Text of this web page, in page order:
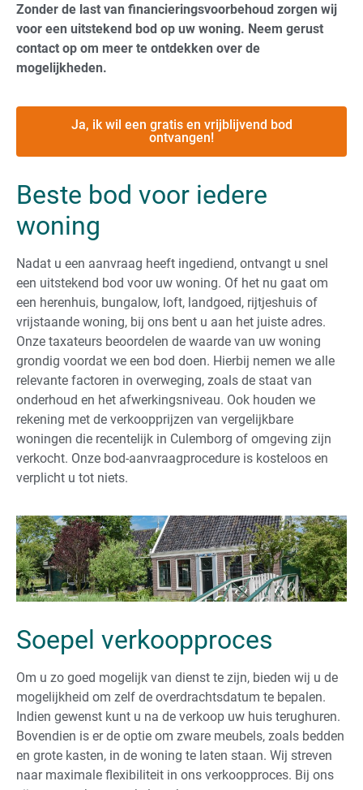
Zonder de last van financieringsvoorbehoud zorgen wij
voor een uitstekend bod op uw woning. Neem gerust
contact op om meer te ontdekken over de
mogelijkheden.
Ja, ik wil een gratis en vrijblijvend bod
ontvangen!
Beste bod voor iedere
woning
Nadat u een aanvraag heeft ingediend, ontvangt u snel
een uitstekend bod voor uw woning. Of het nu gaat om
een herenhuis, bungalow, loft, landgoed, rijtjeshuis of
vrijstaande woning, bij ons bent u aan het juiste adres.
Onze taxateurs beoordelen de waarde van uw woning
grondig voordat we een bod doen. Hierbij nemen we alle
relevante factoren in overweging, zoals de staat van
onderhoud en het afwerkingsniveau. Ook houden we
rekening met de verkoopprijzen van vergelijkbare
woningen die recentelijk in Culemborg of omgeving zijn
verkocht. Onze bod-aanvraagprocedure is kosteloos en
verplicht u tot niets.
Soepel verkoopproces
Om u zo goed mogelijk van dienst te zijn, bieden wij u de
mogelijkheid om zelf de overdrachtsdatum te bepalen.
Indien gewenst kunt u na de verkoop uw huis terughuren.
Bovendien is er de optie om zware meubels, zoals bedden
en grote kasten, in de woning te laten staan. Wij streven
naar maximale flexibiliteit in ons verkoopproces. Bij ons